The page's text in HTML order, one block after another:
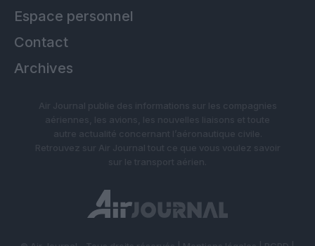
Espace personnel
Contact
Archives